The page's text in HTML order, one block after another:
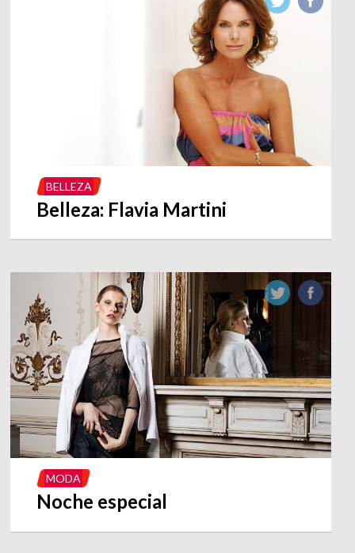
BELLEZA
Belleza: Flavia Martini
MODA
Noche especial